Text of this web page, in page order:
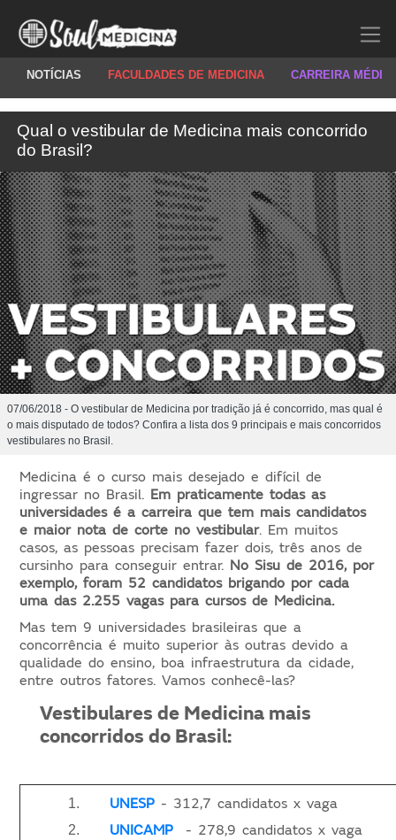
NOTÍCIAS FACULDADES DE MEDICINA CARREIRA
Qual o vestibular de Medicina mais concorrido
do Brasil?
07/06/2018 - O vestibular de Medicina por tradição já é concorrido, mas qual é
o mais disputado de todos? Confira a lista dos 9 principais e mais concorridos
vestibulares no Brasil.
Medicina é o curso mais desejado e difícil de
ingressar no Brasil. Em praticamente todas as
universidades é a carreira que tem mais candidatos
e maior nota de corte no vestibular. Em muitos
casos, as pessoas precisam fazer dois, três anos de
cursinho para conseguir entrar. No Sisu de 2016, por
exemplo, foram 52 candidatos brigando por cada
uma das 2.255 vagas para cursos de Medicina.
Mas tem 9 universidades brasileiras que a
concorrência é muito superior às outras devido a
qualidade do ensino, boa infraestrutura da cidade,
entre outros fatores. Vamos conhecê-las?
Vestibulares de Medicina mais
concorridos do Brasil:
UNESP- 312,7 candidatos x vaga
UNICAMP- 278,9 candidatos x vaga